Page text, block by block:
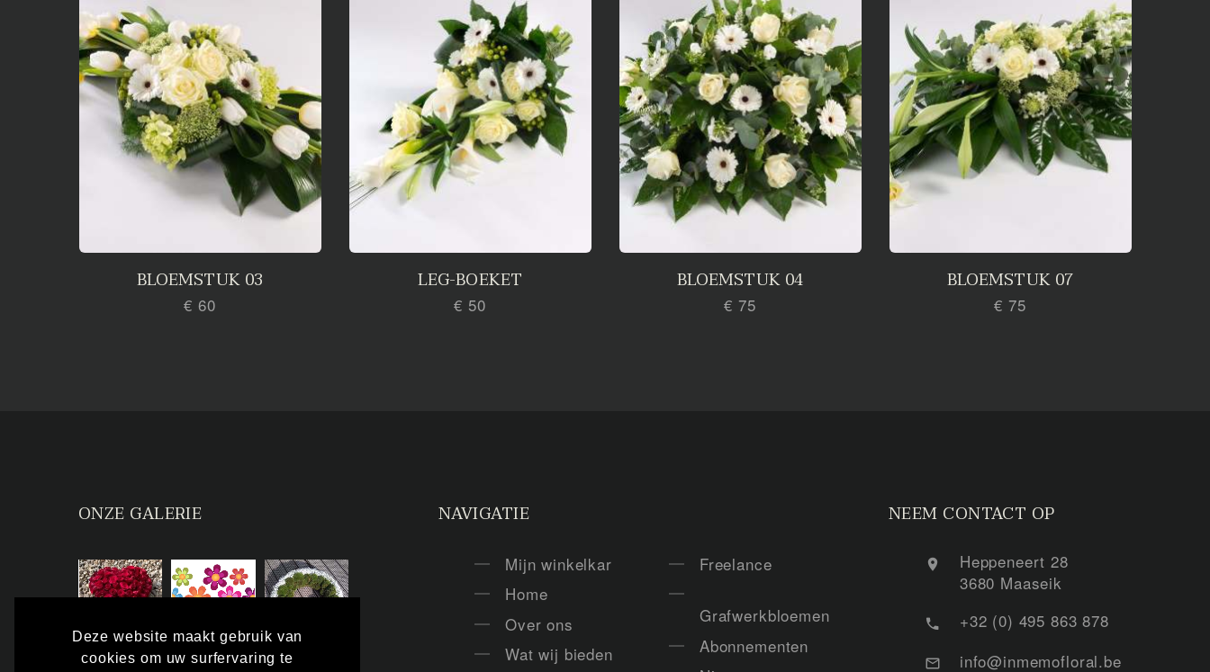
Deze website maakt gebruik van
cookies om uw surfervaring te
BLOEMSTUK 03
€ 60
LEG-BOEKET
€ 50
BLOEMSTUK 04
€ 75
BLOEMSTUK 07
€ 75
ONZE GALERIE NAVIGATIE
Mijn winkelkar
Home
Over ons
Wat wij bieden
Freelance
Grafwerkbloemen
Abonnementen
NEEM CONTACT OP
Heppeneert 28
3680 Maaseik
+32 (0) 495 863 878
info@inmemofloral.be